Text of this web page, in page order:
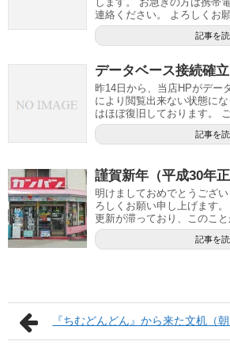
連絡ください。 よろしくお願
記事を
データベース接続確
昨14日から、当店HPがデー
により閲覧出来ない状態に
はほぼ復旧しております。
記事を
謹賀新年（平成30年正
明けましておめでとうござ
ろしくお願い申し上げます
更新が滞っており、このこと
記事を
『ちむどんどん』から来た文机（